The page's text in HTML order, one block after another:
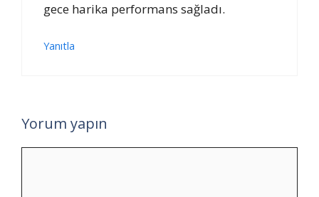
gece harika performans sağladı.
Yanıtla
Yorum yapın